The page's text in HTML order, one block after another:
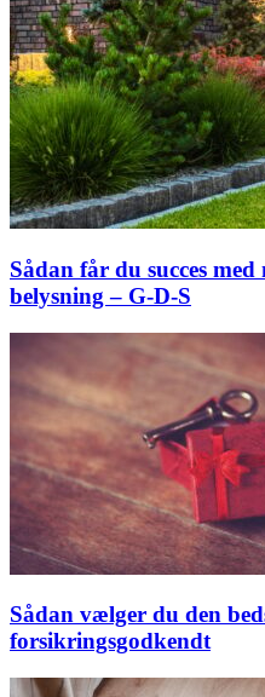
Sådan får du succes
belysning – G-D-S
Sådan vælger du den
forsikringsgodkendt